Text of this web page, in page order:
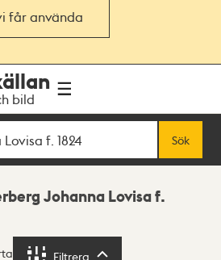
får använda
bild
Sök
Johanna Lovisa f.
Filtrera